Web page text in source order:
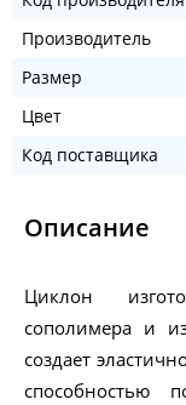
Производитель
Размер
Цвет
Код поставщика
Описание
Циклон
сополимера и
создает
способностью